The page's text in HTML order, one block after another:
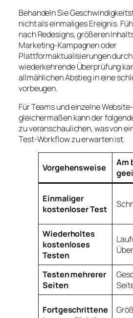
Behandeln Sie
nicht als einmaliges Ereignis.
nach Redesigns, größeren
Marketing-Kampagnen oder
Plattformaktualisierungen
wiederkehrende Überprüfung
allmählichen Abstieg in eine
vorbeugen.
Für Teams und einzelne
gleichermaßen kann der
zu veranschaulichen, was von
Test-Workflow zu erwarten ist.
Vorgehensweise
Am
Einmaliger
kostenloser Test
Wiederholtes
kostenloses
Testen
Testen mehrerer
Seiten
Fortgeschrittene